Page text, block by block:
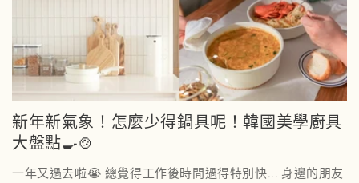
新年新氣象！怎麼少得鍋具呢！韓國美學廚具
大盤點🍳🍲
一年又過去啦😭 總覺得工作後時間過得特別快... 身邊的朋友